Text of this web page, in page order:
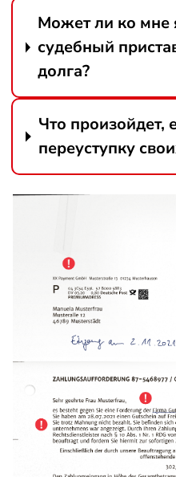
Может ли ко мне
судебный
долга?
Что произойдет,
переуступку